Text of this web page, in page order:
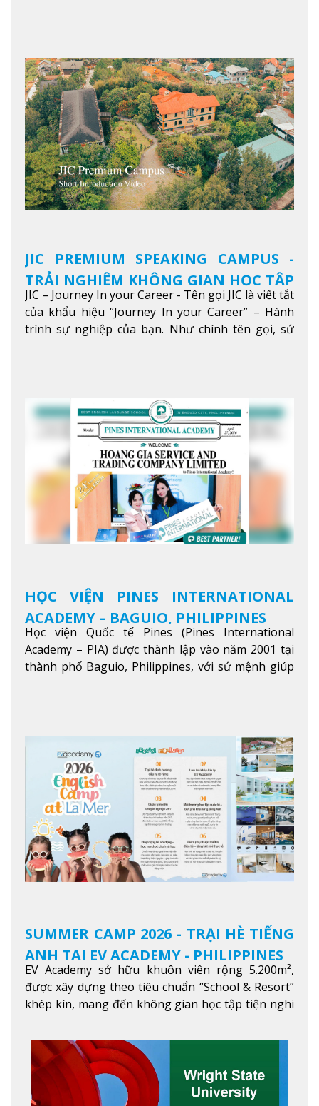
JIC PREMIUM SPEAKING CAMPUS -
TRẢI NGHIỆM KHÔNG GIAN HỌC TẬP
5 SAO TẠI BAGUIO
JIC – Journey In your Career - Tên gọi JIC là viết tắt
của khẩu hiệu “Journey In your Career” – Hành
trình sự nghiệp của bạn. Như chính tên gọi, sứ
HỌC VIỆN PINES INTERNATIONAL
ACADEMY – BAGUIO, PHILIPPINES
Học viện Quốc tế Pines (Pines International
Academy – PIA) được thành lập vào năm 2001 tại
thành phố Baguio, Philippines, với sứ mệnh giúp
SUMMER CAMP 2026 - TRẠI HÈ TIẾNG
ANH TẠI EV ACADEMY - PHILIPPINES
EV Academy sở hữu khuôn viên rộng 5.200m²,
được xây dựng theo tiêu chuẩn “School & Resort”
khép kín, mang đến không gian học tập tiện nghi
ích hiện đạXem thêm